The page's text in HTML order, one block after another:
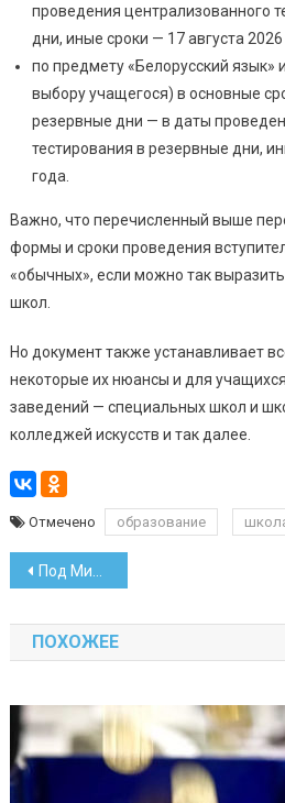
проведения централизованного
дни, иные сроки — 17 августа 2026
по предмету «Белорусский язык»
выбору учащегося) в основные
резервные дни — в даты
тестирования в резервные дни,
года.
Важно, что перечисленный выше
формы и сроки проведения
«обычных», если можно так
школ.
Но документ также устанавливает
некоторые их нюансы и для
заведений — специальных школ и
колледжей искусств и так далее.
Отмечено образование
Навигация
по
записям
Под Минском пройдет пятый спортивный фестиваль Kaspersky Race
ПОХОЖЕЕ